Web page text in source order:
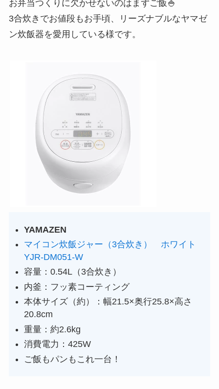
お弁当つくりに欠かせないのはまずご飯🍚
3合炊きでお値段もお手頃、リーズナブルなヤマゼ
ン炊飯器を愛用している様です。
YAMAZEN
マイコン炊飯ジャー（3合炊き） ホワイト
YJR-DM051-W
容量：0.54L（3合炊き）
内釜：フッ素コーティング
本体サイズ（約）：幅21.5×奥行25.8×高さ
20.8cm
重量：約2.6kg
消費電力：425W
ご飯もパンもこれ一台！